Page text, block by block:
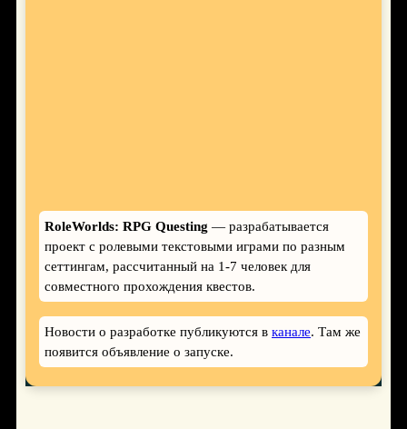
RoleWorlds: RPG Questing — разрабатывается
проект с ролевыми текстовыми играми по разным
сеттингам, рассчитанный на 1-7 человек для
совместного прохождения квестов.
Новости о разработке публикуются в канале. Там же
появится объявление о запуске.